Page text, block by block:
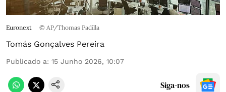
Euronext © AP/Thomas Padilla
Tomás Gonçalves Pereira
Publicado a: 15 Junho 2026, 10:07
Siga-nos